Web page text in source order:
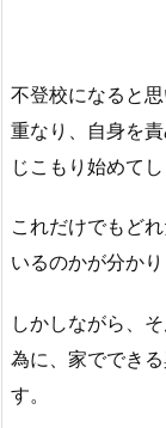
不登校になると
重なり、自身を
じこもり始めてし
これだけでもど
いるのかが分かり
しかしながら、
為に、家ででき
す。